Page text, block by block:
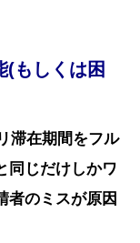
もしくは困
滞在期間をフル
同じだけしかワ
者のミスが原因